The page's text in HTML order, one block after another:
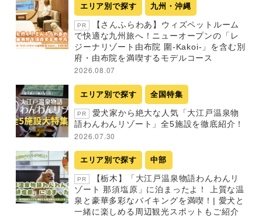
エリア別で探す 九州・沖縄
PR
【さんふらわあ】ウィズペットルーム
で快適な九州旅へ！ニューオープンの「レ
ジーナリゾート由布院 圍-Kakoi-」を含む別
府・由布院を満喫するモデルコース
2026.08.07
エリア別で探す 全国特集
PR
愛犬家から絶大な人気「大江戸温泉物
語わんわんリゾート」全5施設を徹底紹介！
2026.07.30
エリア別で探す 中部
PR
【栃木】「大江戸温泉物語わんわんリ
ゾート 那須塩原」に泊まったよ！ 上質な温
泉と豪華多彩なバイキングを満喫！| 愛犬と
一緒に楽しめる周辺観光スポットもご紹介